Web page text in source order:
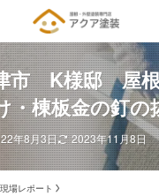
市 K様邸 屋
・棟板金の釘の
年8月3日 2023年11月8日
現場レポート